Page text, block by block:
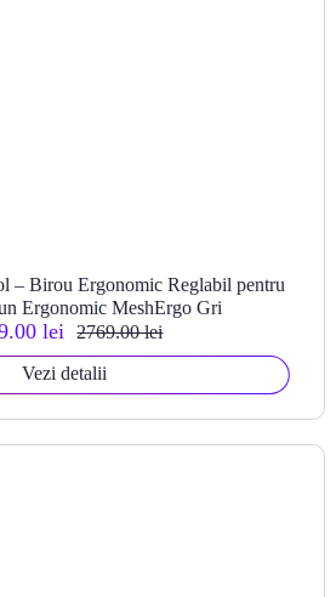
– Birou Ergonomic Reglabil pentru
Ergonomic MeshErgo Gri
2769.00 lei
lei
Vezi detalii